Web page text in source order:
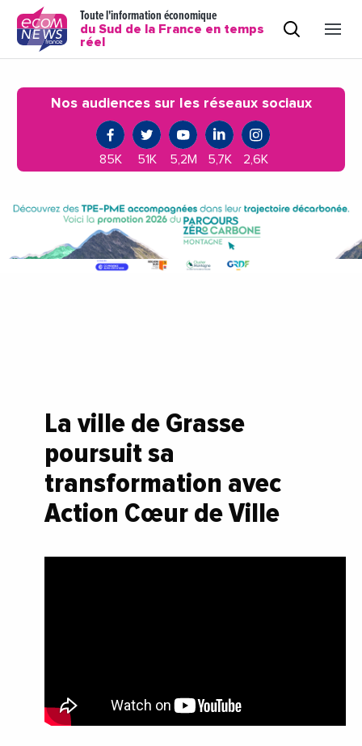
Toute l'information économique
du Sud de la France en temps
réel
Nos audiences sur les réseaux sociaux
85K 51K 5,2M 5,7K 2,6K
La ville de Grasse
poursuit sa
transformation avec
Action Cœur de Ville